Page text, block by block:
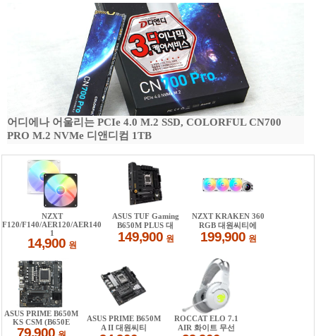
어디에나 어울리는 PCIe 4.0 M.2 SSD, COLORFUL CN700
PRO M.2 NVMe 디앤디컴 1TB